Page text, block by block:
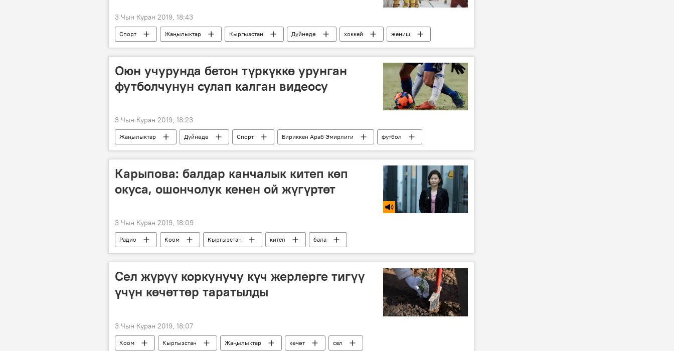
3 Чын Куран 2019, 18:43
Спорт Жаңылыктар Кыргызстан Дүйнөдө хоккей
жеңиш
мелдеш
Оюн учурунда бетон түркүккө урунган
футболчунун сулап калган видеосу
3 Чын Куран 2019, 18:23
Жаңылыктар Дүйнөдө Спорт Бириккен Араб Эмирлиги футбол
Карыпова: балдар канчалык китеп көп
окуса, ошончолук кенен ой жүгүртөт
3 Чын Куран 2019, 18:09
Радио Коом Кыргызстан китеп бала
Сел жүрүү коркунучу күч жерлерге тигүү
үчүн көчөттөр таратылды
3 Чын Куран 2019, 18:07
Коом Кыргызстан Жаңылыктар көчөт сел